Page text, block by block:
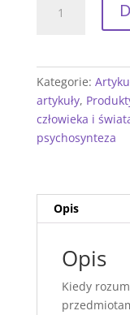
CAŁOŚCIOWA
ŚWIATA
PUNKTU
WIDZENIA
Kategorie:
artykuły,
człowieka i
psychosynteza
Opis
Opis
Kiedy